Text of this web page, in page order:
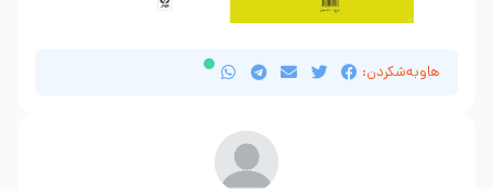
هاوبەشکردن: